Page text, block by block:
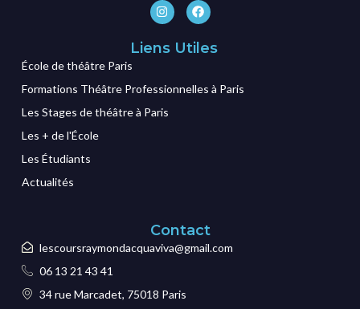
Liens Utiles
École de théâtre Paris
Formations Théâtre Professionnelles à Paris
Les Stages de théâtre à Paris
Les + de l'École
Les Étudiants
Actualités
Contact
lescoursraymondacquaviva@gmail.com
06 13 21 43 41
34 rue Marcadet, 75018 Paris